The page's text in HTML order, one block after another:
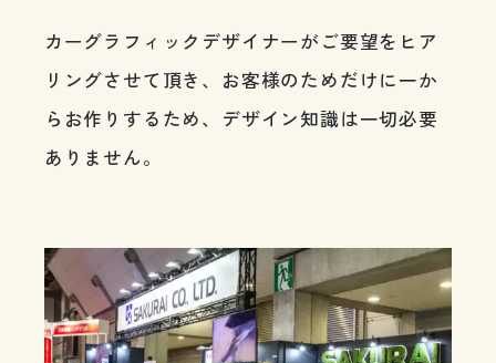
カーグラフィックデザイナーがご要望をヒア
リングさせて頂き、お客様のためだけに一か
らお作りするため、デザイン知識は一切必要
ありません。